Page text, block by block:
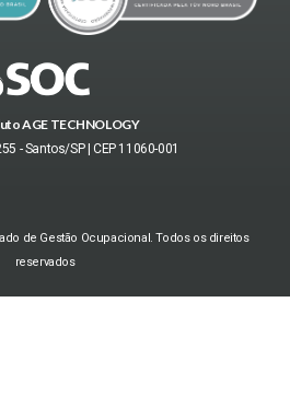
AGE TECHNOLOGY
- Santos/SP | CEP 11060-001
de Gestão Ocupacional. Todos os direitos
reservados